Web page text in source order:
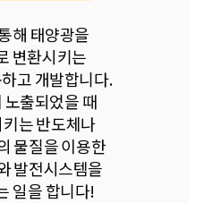
해 태양광을
변환시키는
고 개발합니다.
노출되었을 때
는 반도체나
물질을 이용한
발전시스템을
일을 합니다!